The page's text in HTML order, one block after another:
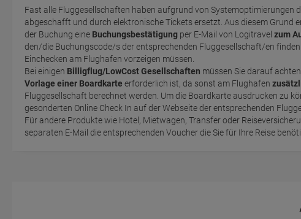
Fast alle Fluggesellschaften haben aufgrund von Systemoptimierungen
abgeschafft und durch elektronische Tickets ersetzt. Aus diesem Grund
der Buchung eine Buchungsbestätigung per E-Mail von Logitravel zum
den/die Buchungscode/s der entsprechenden Fluggesellschaft/en finden
Einchecken am Flughafen vorzeigen müssen.
Bei einigen Billigflug/LowCost Gesellschaften müssen Sie darauf
Vorlage einer Boardkarte erforderlich ist, da sonst am Flughafen
Fluggesellschaft berechnet werden. Um die Boardkarte ausdrucken zu können, müssen Sie einen
gesonderten Online Check In auf der Webseite der entsprechenden
Für andere Produkte wie Hotel, Mietwagen, Transfer oder
separaten E-Mail die entsprechenden Voucher die Sie für Ihre Reise